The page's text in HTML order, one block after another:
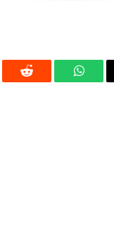
Reddit